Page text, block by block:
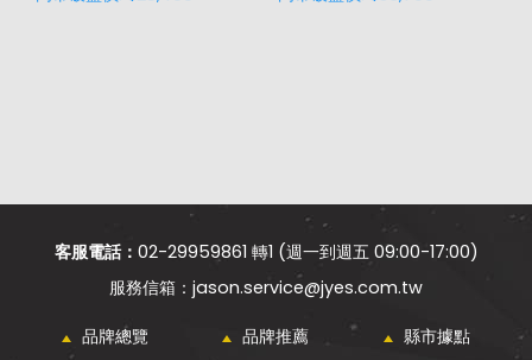
客服電話： 02-29959861 轉1 (週一到週五 09:00-17:00)
jason.service@jyes.com.tw
品牌總覽 品牌推薦 縣市據點